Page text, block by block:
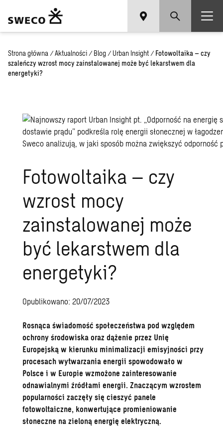
Strona główna / Aktualności / Blog / Urban Insight / Fotowoltaika – czy
szaleńczy wzrost mocy zainstalowanej może być lekarstwem dla
energetyki?
Fotowoltaika – czy
wzrost mocy
zainstalowanej może
być lekarstwem dla
energetyki?
Opublikowano: 20/07/2023
Rosnąca świadomość społeczeństwa pod względem
ochrony środowiska oraz dążenie przez Unię
Europejską w kierunku minimalizacji emisyjności przy
procesach wytwarzania energii spowodowało w
Polsce i w Europie wzmożone zainteresowanie
odnawialnymi źródłami energii. Znaczącym wzrostem
popularności zaczęły się cieszyć panele
fotowoltaiczne, konwertujące promieniowanie
słoneczne na zieloną energię elektryczną.